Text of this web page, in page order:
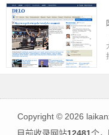
Copyright ©2026